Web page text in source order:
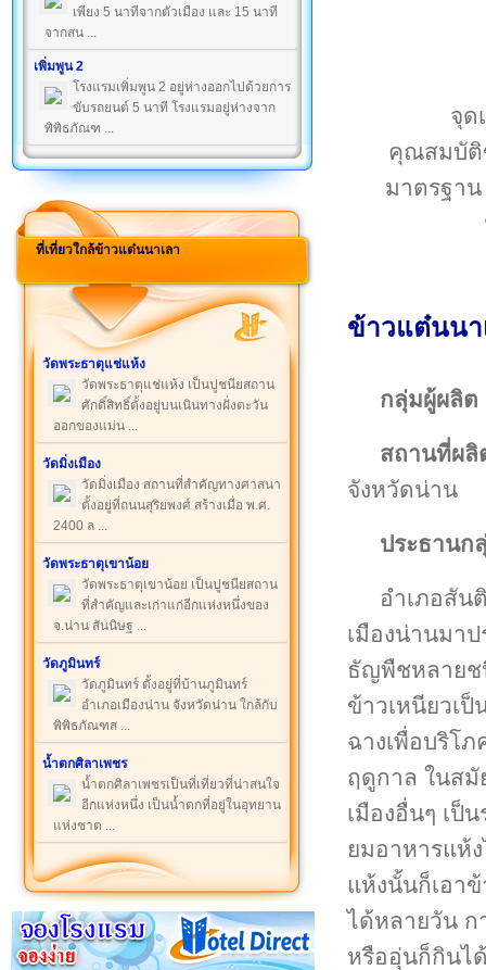
เพียง 5 นาทีจากตัวเมือง และ 15 นาที
จากสน ...
เพิ่มพูน 2
โรงแรมเพิ่มพูน 2 อยู่ห่างออกไปด้วยการ
ขับรถยนต์ 5 นาที โรงแรมอยู่ห่างจาก
พิพิธภัณฑ ...
ที่เที่ยวใกล้ข้าวแต๋นนาเลา
วัดพระธาตุแช่แห้ง
วัดพระธาตุแช่แห้ง เป็นปูชนียสถาน
ศักดิ์สิทธิ์ตั้งอยู่บนเนินทางฝั่งตะวัน
ออกของแม่น ...
วัดมิ่งเมือง
วัดมิ่งเมือง สถานที่สำคัญทางศาสนา
ตั้งอยู่ที่ถนนสุริยพงศ์ สร้างเมื่อ พ.ศ.
2400 ล ...
วัดพระธาตุเขาน้อย
วัดพระธาตุเขาน้อย เป็นปูชนียสถาน
ที่สำคัญและเก่าแก่อีกแห่งหนึ่งของ
จ.น่าน สันนิษฐ ...
วัดภูมินทร์
วัดภูมินทร์ ตั้งอยู่ที่บ้านภูมินทร์
อำเภอเมืองน่าน จังหวัดน่าน ใกล้กับ
พิพิธภัณฑส ...
น้ำตกศิลาเพชร
น้ำตกศิลาเพชรเป็นที่เที่ยวที่น่าสนใจ
อีกแห่งหนึ่ง เป็นน้ำตกที่อยู่ในอุทยาน
แห่งชาต ...
จุด
คุณสมบัติ
มาตรฐา
ข้าวแต๋นนา
กลุ่มผู้ผลิต
สถานที่ผลิ
จังหวัดน่าน
ประธานก
อำเภอสัน
เมืองน่านมา
ธัญพืชหลายช
ข้าวเหนียวเ
ฉางเพื่อบริโ
ฤดูกาล ในสมั
เมืองอื่นๆ เป็
ยมอาหารแห้
แห้งนั้นก็เอา
ได้หลายวัน ก
หรืออุ่นก็กินไ